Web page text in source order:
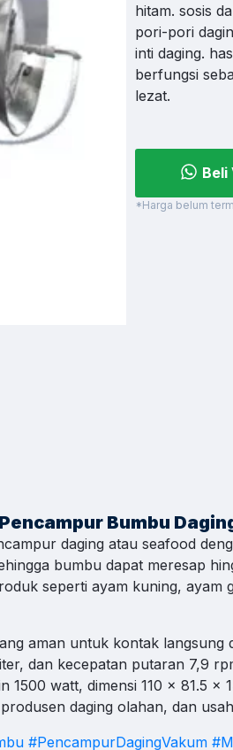
hitam. sosis
pori-pori
inti daging.
berfungsi
lezat.
Beli
*Harga belum
Bumbu
daging atau seafood
bumbu dapat meresap
seperti ayam kuning, ayam
aman untuk kontak langsung
dan kecepatan putaran 7,9
1500 watt, dimensi 110 x 81.5 x
daging olahan, dan
#PencampurDagingVakum
order, info produk, dan bantuan.
luar Jam Kerja
WhatsApp.